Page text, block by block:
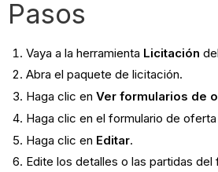
Pasos
Vaya a la herramienta Licitación
Abra el paquete de licitación.
Haga clic en Ver formularios de
Haga clic en el formulario de
Haga clic en Editar.
Edite los detalles o las partidas